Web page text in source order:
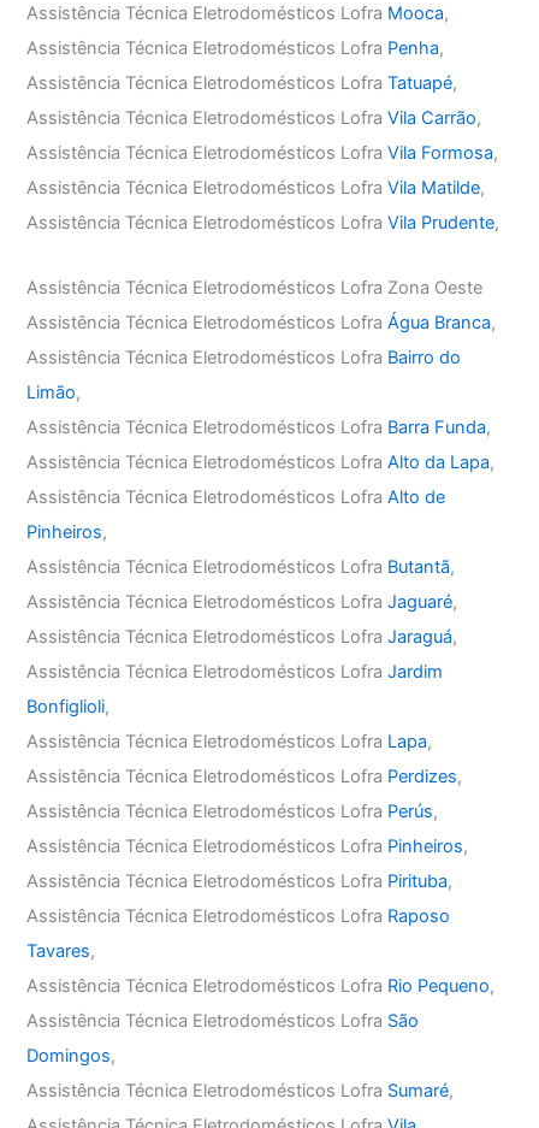
Assistência Técnica Eletrodomésticos Lofra Mooca,
Assistência Técnica Eletrodomésticos Lofra Penha,
Assistência Técnica Eletrodomésticos LofraTatuapé,
Assistência Técnica Eletrodomésticos LofraVila Carrão,
Assistência Técnica Eletrodomésticos LofraVila Formosa,
Assistência Técnica Eletrodomésticos LofraVila Matilde,
Assistência Técnica Eletrodomésticos LofraVila Prudente,
Assistência Técnica Eletrodomésticos Lofra Zona Oeste
Assistência Técnica Eletrodomésticos LofraÁgua Branca,
Assistência Técnica Eletrodomésticos Lofra Bairro do
Limão,
Assistência Técnica Eletrodomésticos Lofra Barra Funda,
Assistência Técnica Eletrodomésticos LofraAlto da Lapa,
Assistência Técnica Eletrodomésticos LofraAlto de
Pinheiros,
Assistência Técnica Eletrodomésticos Lofra Butantã,
Assistência Técnica Eletrodomésticos LofraJaguaré,
Assistência Técnica Eletrodomésticos LofraJaraguá,
Assistência Técnica Eletrodomésticos LofraJardim
Bonfiglioli,
Assistência Técnica Eletrodomésticos Lofra Lapa,
Assistência Técnica Eletrodomésticos Lofra Perdizes,
Assistência Técnica Eletrodomésticos Lofra Perús,
Assistência Técnica Eletrodomésticos Lofra Pinheiros,
Assistência Técnica Eletrodomésticos Lofra Pirituba,
Assistência Técnica Eletrodomésticos Lofra Raposo
Tavares,
Assistência Técnica Eletrodomésticos Lofra Rio Pequeno,
Assistência Técnica Eletrodomésticos Lofra São
Domingos,
Assistência Técnica Eletrodomésticos Lofra Sumaré,